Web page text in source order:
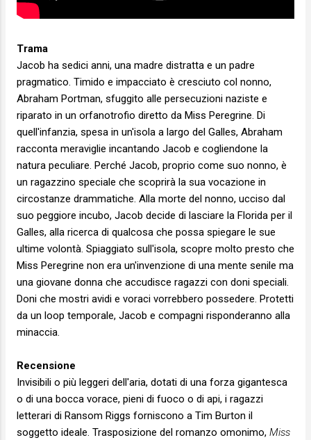
Trama
Jacob ha sedici anni, una madre distratta e un padre
pragmatico. Timido e impacciato è cresciuto col nonno,
Abraham Portman, sfuggito alle persecuzioni naziste e
riparato in un orfanotrofio diretto da Miss Peregrine. Di
quell'infanzia, spesa in un'isola a largo del Galles, Abraham
racconta meraviglie incantando Jacob e cogliendone la
natura peculiare. Perché Jacob, proprio come suo nonno, è
un ragazzino speciale che scoprirà la sua vocazione in
circostanze drammatiche. Alla morte del nonno, ucciso dal
suo peggiore incubo, Jacob decide di lasciare la Florida per il
Galles, alla ricerca di qualcosa che possa spiegare le sue
ultime volontà. Spiaggiato sull'isola, scopre molto presto che
Miss Peregrine non era un'invenzione di una mente senile ma
una giovane donna che accudisce ragazzi con doni speciali.
Doni che mostri avidi e voraci vorrebbero possedere. Protetti
da un loop temporale, Jacob e compagni risponderanno alla
minaccia.
Recensione
Invisibili o più leggeri dell'aria, dotati di una forza gigantesca
o di una bocca vorace, pieni di fuoco o di api, i ragazzi
letterari di Ransom Riggs forniscono a Tim Burton il
soggetto ideale. Trasposizione del romanzo omonimo, Miss